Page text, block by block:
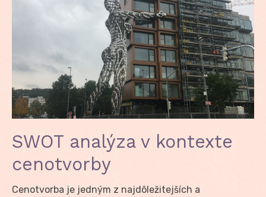
SWOT analýza v kontexte
cenotvorby
Cenotvorba je jedným z najdôležitejších a